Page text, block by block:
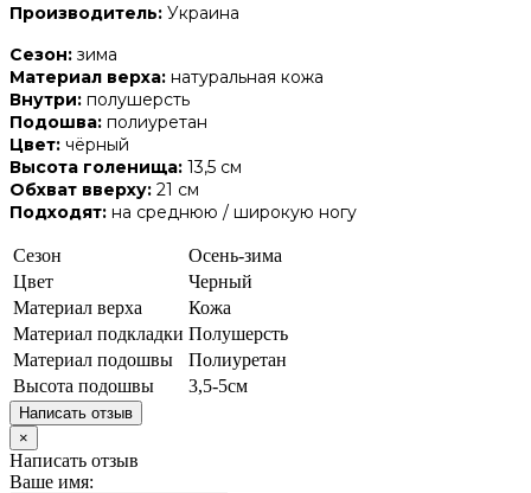
Производитель: Украина
Сезон: зима
Материал верха: натуральная кожа
Внутри: полушерсть
Подошва: полиуретан
Цвет: чёрный
Высота голенища: 13,5 см
Обхват вверху: 21 см
Подходят: на среднюю / широкую ногу
Сезон
Осень-зима
Цвет
Черный
Материал верха
Кожа
Материал подкладки Полушерсть
Материал подошвы
Полиуретан
Высота подошвы
3,5-5см
Написать отзыв
×
Написать отзыв
Ваше имя: